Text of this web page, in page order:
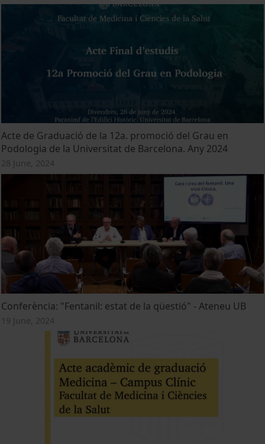
Acte de Graduació de la 12a. promoció del Grau en
Podologia de la Universitat de Barcelona. Any 2024
28 June, 2024
Conferència: "Fentanil: estat de la qüestió" - Ateneu UB
19 June, 2024